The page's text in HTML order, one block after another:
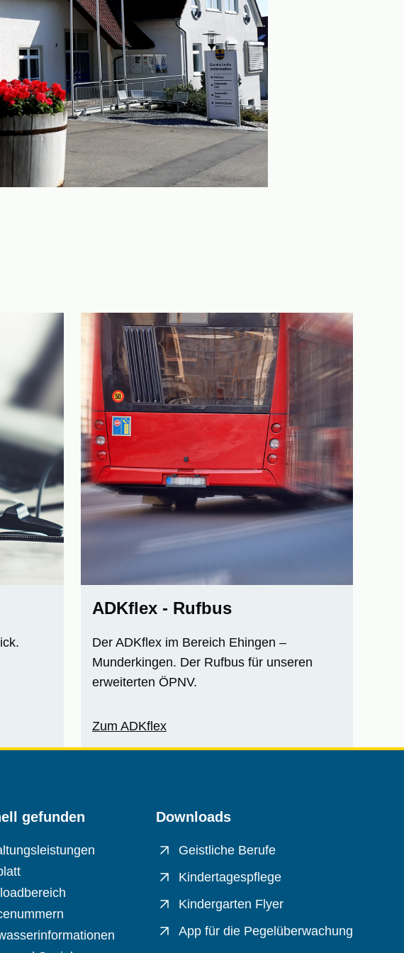
ADKflex - Rufbus
Der ADKflex im Bereich Ehingen –
Munderkingen. Der Rufbus für unseren
erweiterten ÖPNV.
Zum ADKflex
gefunden Downloads
Geistliche Berufe
Kindertagespflege
Kindergarten Flyer
App für die Pegelüberwachung